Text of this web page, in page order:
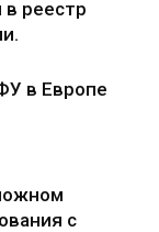
реестр
в Европе
с